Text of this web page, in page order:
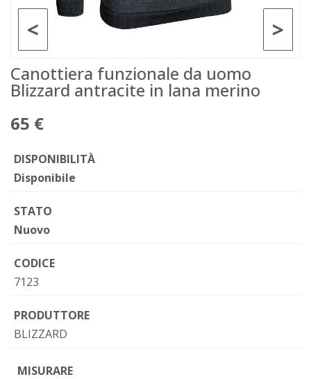
>
<
Canottiera funzionale da uomo
Blizzard antracite in lana merino
65 €
DISPONIBILITÀ
Disponibile
STATO
Nuovo
CODICE
7123
PRODUTTORE
BLIZZARD
MISURARE